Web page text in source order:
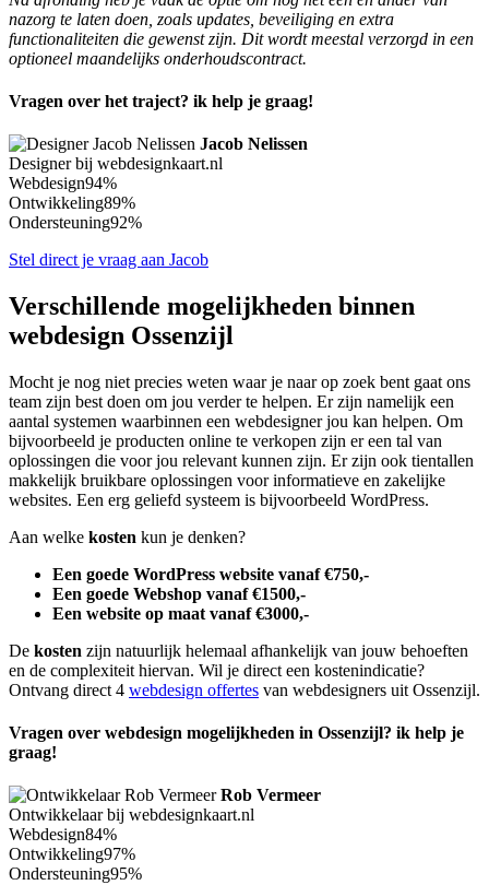
nazorg te laten doen, zoals updates, beveiliging en extra
functionaliteiten die gewenst zijn. Dit wordt meestal verzorgd in een
optioneel maandelijks onderhoudscontract.
Vragen over het traject? ik help je graag!
Jacob Nelissen
Designer bij webdesignkaart.nl
Webdesign94%
Ontwikkeling89%
Ondersteuning92%
Stel direct je vraag aan Jacob
Verschillende mogelijkheden binnen
webdesign Ossenzijl
Mocht je nog niet precies weten waar je naar op zoek bent gaat ons
team zijn best doen om jou verder te helpen. Er zijn namelijk een
aantal systemen waarbinnen een webdesigner jou kan helpen. Om
bijvoorbeeld je producten online te verkopen zijn er een tal van
oplossingen die voor jou relevant kunnen zijn. Er zijn ook tientallen
makkelijk bruikbare oplossingen voor informatieve en zakelijke
websites. Een erg geliefd systeem is bijvoorbeeld WordPress.
Aan welke kosten kun je denken?
Een goede WordPress website vanaf €750,-
Een goede Webshop vanaf €1500,-
Een website op maat vanaf €3000,-
De kosten zijn natuurlijk helemaal afhankelijk van jouw behoeften
en de complexiteit hiervan. Wil je direct een kostenindicatie?
Ontvang direct 4 webdesign offertes van webdesigners uit Ossenzijl.
Vragen over webdesign mogelijkheden in Ossenzijl? ik help je
graag!
Rob Vermeer
Ontwikkelaar bij webdesignkaart.nl
Webdesign84%
Ontwikkeling97%
Ondersteuning95%